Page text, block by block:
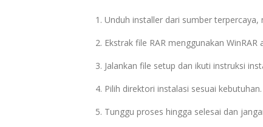
Unduh installer dari sumber terpercaya,
Ekstrak file RAR menggunakan WinRAR
Jalankan file setup dan ikuti instruksi
Pilih direktori instalasi sesuai kebutuhan.
Tunggu proses hingga selesai dan